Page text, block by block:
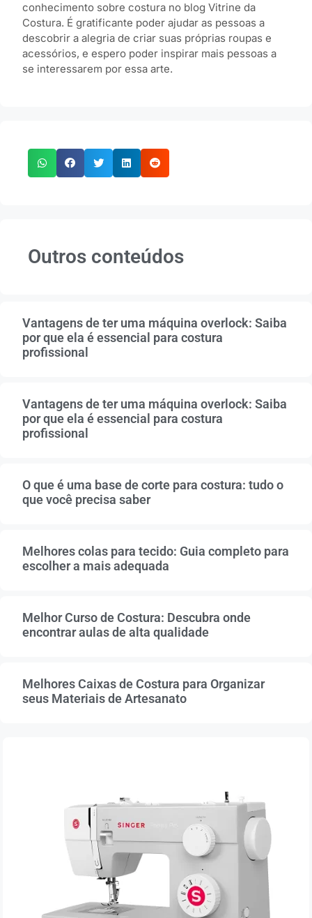
conhecimento sobre costura no blog Vitrine da
Costura. É gratificante poder ajudar as pessoas a
descobrir a alegria de criar suas próprias roupas e
acessórios, e espero poder inspirar mais pessoas a
se interessarem por essa arte.
Outros conteúdos
Vantagens de ter uma máquina overlock: Saiba
por que ela é essencial para costura
profissional
Vantagens de ter uma máquina overlock: Saiba
por que ela é essencial para costura
profissional
O que é uma base de corte para costura: tudo o
que você precisa saber
Melhores colas para tecido: Guia completo para
escolher a mais adequada
Melhor Curso de Costura: Descubra onde
encontrar aulas de alta qualidade
Melhores Caixas de Costura para Organizar
seus Materiais de Artesanato